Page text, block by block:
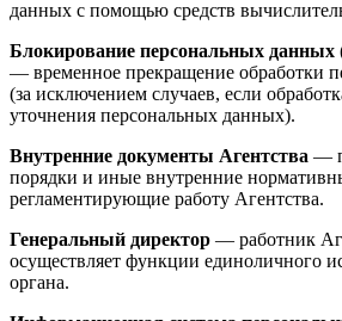
данных с помощью средств
Блокирование персональных
— временное прекращение обработки
(за исключением случаев, если
уточнения персональных данных).
Внутренние документы Агентства —
порядки и иные внутренние
регламентирующие работу Агентства.
Генеральный директор — работник
осуществляет функции единоличного
органа.